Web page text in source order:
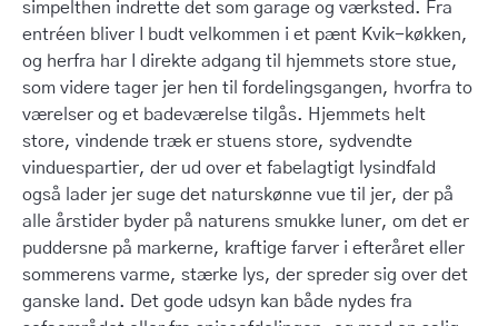
simpelthen indrette det som garage og værksted. Fra
entréen bliver I budt velkommen i et pænt Kvik-køkken,
og herfra har I direkte adgang til hjemmets store stue,
som videre tager jer hen til fordelingsgangen, hvorfra to
værelser og et badeværelse tilgås. Hjemmets helt
store, vindende træk er stuens store, sydvendte
vinduespartier, der ud over et fabelagtigt lysindfald
også lader jer suge det naturskønne vue til jer, der på
alle årstider byder på naturens smukke luner, om det er
puddersne på markerne, kraftige farver i efteråret eller
sommerens varme, stærke lys, der spreder sig over det
ganske land. Det gode udsyn kan både nydes fra